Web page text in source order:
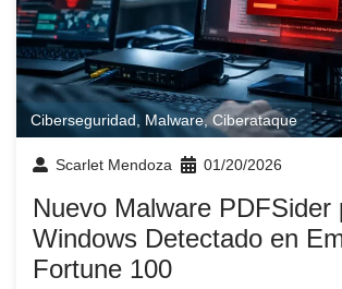
Ciberseguridad, Malware,Ciberataque
Scarlet Mendoza 01/20/2026
Nuevo Malware PDFSider
Windows Detectado en
Fortune 100